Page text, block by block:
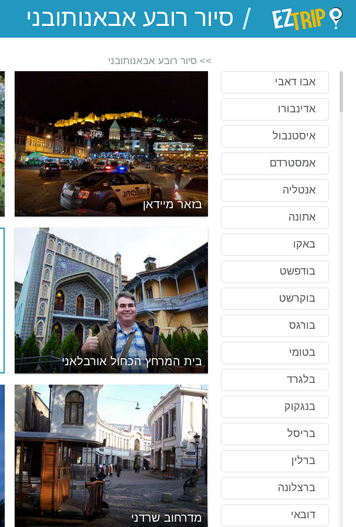
EZTrip
/
אבו דאבי
אדינבורו
איסטנבול
אמסטרדם
אנטליה
אתונה
באקו
בודפשט
בוקרשט
בורגס
בטומי
בלגרד
בנגקוק
בריסל
ברלין
ברצלונה
דובאי
>> סיור רובע אבאנותובני
בזאר מיידאן
בית המרחץ הכחול אורבלאני
מדרחוב שרדני